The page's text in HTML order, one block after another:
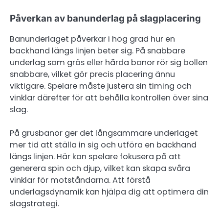
Påverkan av banunderlag på slagplacering
Banunderlaget påverkar i hög grad hur en
backhand längs linjen beter sig. På snabbare
underlag som gräs eller hårda banor rör sig bollen
snabbare, vilket gör precis placering ännu
viktigare. Spelare måste justera sin timing och
vinklar därefter för att behålla kontrollen över sina
slag.
På grusbanor ger det långsammare underlaget
mer tid att ställa in sig och utföra en backhand
längs linjen. Här kan spelare fokusera på att
generera spin och djup, vilket kan skapa svåra
vinklar för motståndarna. Att förstå
underlagsdynamik kan hjälpa dig att optimera din
slagstrategi.